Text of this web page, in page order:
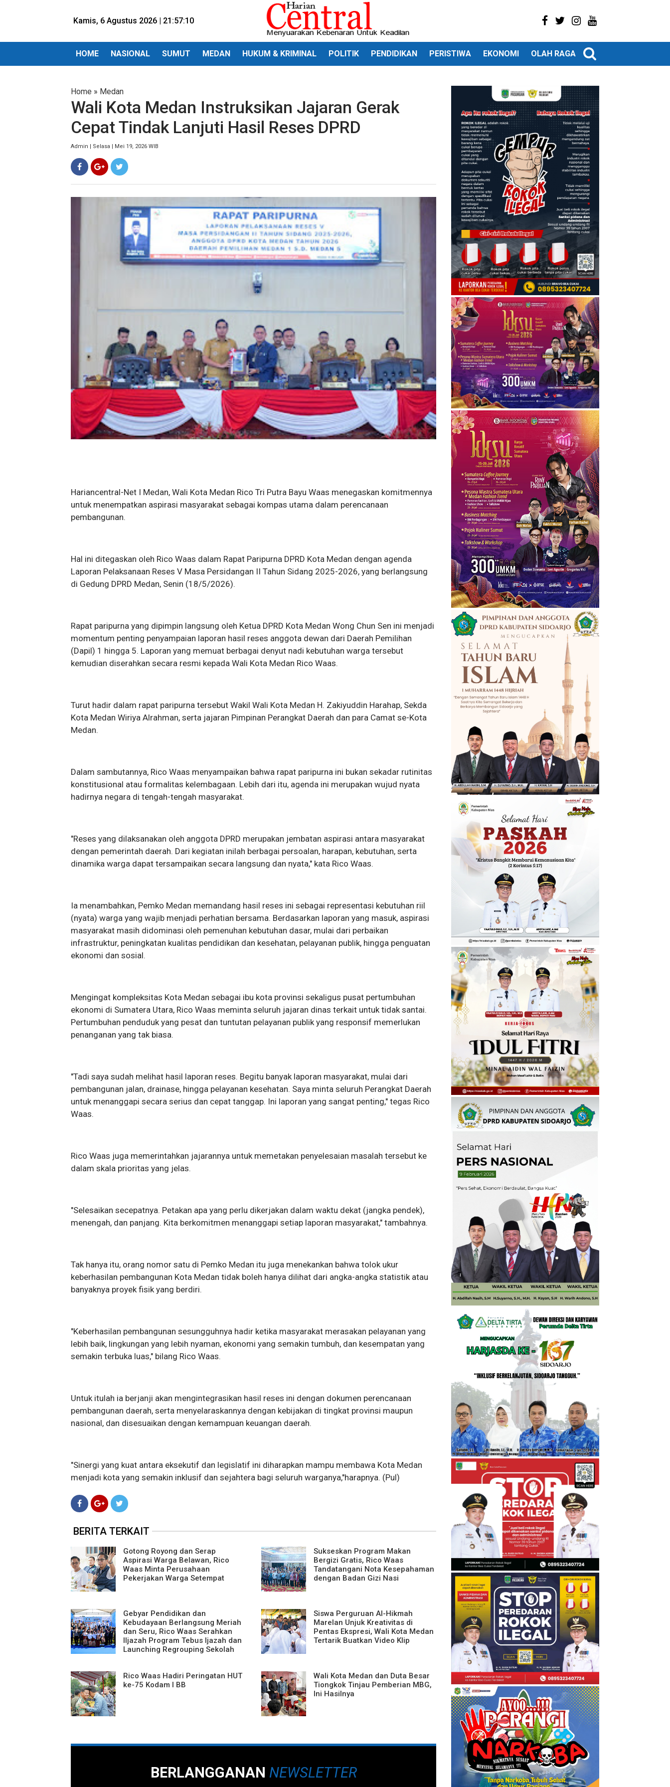
Kamis, 6 Agustus 2026 | 21:57:12
HOME NASIONAL SUMUT MEDAN HUKUM & KRIMINAL POLITIK PENDIDIKAN PERISTIWA EKONOMI OLAH RAGA
Home » Medan
Wali Kota Medan Instruksikan Jajaran Gerak
Cepat Tindak Lanjuti Hasil Reses DPRD
Admin | Selasa | Mei 19, 2026 WIB
Hariancentral-Net I Medan, Wali Kota Medan Rico Tri Putra Bayu Waas menegaskan komitmennya
untuk menempatkan aspirasi masyarakat sebagai kompas utama dalam perencanaan
pembangunan.
Hal ini ditegaskan oleh Rico Waas dalam Rapat Paripurna DPRD Kota Medan dengan agenda
Laporan Pelaksanaan Reses V Masa Persidangan II Tahun Sidang 2025-2026, yang berlangsung
di Gedung DPRD Medan, Senin (18/5/2026).
Rapat paripurna yang dipimpin langsung oleh Ketua DPRD Kota Medan Wong Chun Sen ini menjadi
momentum penting penyampaian laporan hasil reses anggota dewan dari Daerah Pemilihan
(Dapil) 1 hingga 5. Laporan yang memuat berbagai denyut nadi kebutuhan warga tersebut
kemudian diserahkan secara resmi kepada Wali Kota Medan Rico Waas.
Turut hadir dalam rapat paripurna tersebut Wakil Wali Kota Medan H. Zakiyuddin Harahap, Sekda
Kota Medan Wiriya Alrahman, serta jajaran Pimpinan Perangkat Daerah dan para Camat se-Kota
Medan.
Dalam sambutannya, Rico Waas menyampaikan bahwa rapat paripurna ini bukan sekadar rutinitas
konstitusional atau formalitas kelembagaan. Lebih dari itu, agenda ini merupakan wujud nyata
hadirnya negara di tengah-tengah masyarakat.
​"Reses yang dilaksanakan oleh anggota DPRD merupakan jembatan aspirasi antara masyarakat
dengan pemerintah daerah. Dari kegiatan inilah berbagai persoalan, harapan, kebutuhan, serta
dinamika warga dapat tersampaikan secara langsung dan nyata," kata Rico Waas.
Ia menambahkan, Pemko Medan memandang hasil reses ini sebagai representasi kebutuhan riil
(nyata) warga yang wajib menjadi perhatian bersama. Berdasarkan laporan yang masuk, aspirasi
masyarakat masih didominasi oleh pemenuhan kebutuhan dasar, mulai dari perbaikan
infrastruktur, peningkatan kualitas pendidikan dan kesehatan, pelayanan publik, hingga penguatan
ekonomi dan sosial.
Mengingat kompleksitas Kota Medan sebagai ibu kota provinsi sekaligus pusat pertumbuhan
ekonomi di Sumatera Utara, Rico Waas meminta seluruh jajaran dinas terkait untuk tidak santai.
Pertumbuhan penduduk yang pesat dan tuntutan pelayanan publik yang responsif memerlukan
penanganan yang tak biasa.
​"Tadi saya sudah melihat hasil laporan reses. Begitu banyak laporan masyarakat, mulai dari
pembangunan jalan, drainase, hingga pelayanan kesehatan. Saya minta seluruh Perangkat Daerah
untuk menanggapi secara serius dan cepat tanggap. Ini laporan yang sangat penting," tegas Rico
Waas.
Rico Waas juga memerintahkan jajarannya untuk memetakan penyelesaian masalah tersebut ke
dalam skala prioritas yang jelas.
"Selesaikan secepatnya. Petakan apa yang perlu dikerjakan dalam waktu dekat (jangka pendek),
menengah, dan panjang. Kita berkomitmen menanggapi setiap laporan masyarakat," tambahnya.
Tak hanya itu, orang nomor satu di Pemko Medan itu juga menekankan bahwa tolok ukur
keberhasilan pembangunan Kota Medan tidak boleh hanya dilihat dari angka-angka statistik atau
banyaknya proyek fisik yang berdiri.
​"Keberhasilan pembangunan sesungguhnya hadir ketika masyarakat merasakan pelayanan yang
lebih baik, lingkungan yang lebih nyaman, ekonomi yang semakin tumbuh, dan kesempatan yang
semakin terbuka luas," bilang Rico Waas.
Untuk itulah ia berjanji akan mengintegrasikan hasil reses ini dengan dokumen perencanaan
pembangunan daerah, serta menyelaraskannya dengan kebijakan di tingkat provinsi maupun
nasional, dan disesuaikan dengan kemampuan keuangan daerah.
"Sinergi yang kuat antara eksekutif dan legislatif ini diharapkan mampu membawa Kota Medan
menjadi kota yang semakin inklusif dan sejahtera bagi seluruh warganya,"harapnya. (Pul)
BERITA TERKAIT
Gotong Royong dan Serap
Aspirasi Warga Belawan, Rico
Waas Minta Perusahaan
Pekerjakan Warga Setempat
Sukseskan Program Makan
Bergizi Gratis, Rico Waas
Tandatangani Nota Kesepahaman
dengan Badan Gizi Nasi
Gebyar Pendidikan dan
Kebudayaan Berlangsung Meriah
dan Seru, Rico Waas Serahkan
IIjazah Program Tebus Ijazah dan
Launching Regrouping Sekolah
Siswa Perguruan Al-Hikmah
Marelan Unjuk Kreativitas di
Pentas Ekspresi, Wali Kota Medan
Tertarik Buatkan Video Klip
Rico Waas Hadiri Peringatan HUT
ke-75 Kodam I BB
Wali Kota Medan dan Duta Besar
Tiongkok Tinjau Pemberian MBG,
Ini Hasilnya
BERLANGGANAN NEWSLETTER